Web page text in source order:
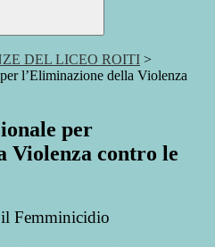
DEL LICEO ROITI >
l’Eliminazione della Violenza
per
Violenza contro le
il Femminicidio